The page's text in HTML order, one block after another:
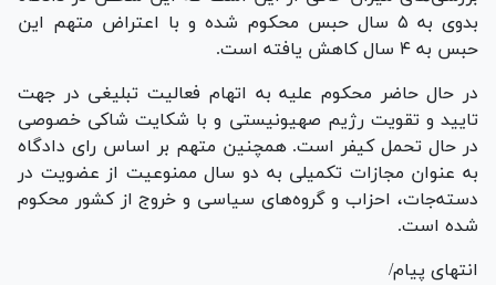
بدوی به ۵ سال حبس محکوم شده و با اعتراض متهم این
حبس به ۴ سال کاهش یافته است.
در حال حاضر محکوم علیه به اتهام فعالیت تبلیغی در جهت
تایید و تقویت رژیم صهیونیستی و با شکایت شاکی خصوصی
در حال تحمل کیفر است. همچنین متهم بر اساس رای دادگاه
به عنوان مجازات تکمیلی به دو سال ممنوعیت از عضویت در
دسته‌جات، احزاب و گروه‌های سیاسی و خروج از کشور محکوم
شده است.
انتهای پیام/